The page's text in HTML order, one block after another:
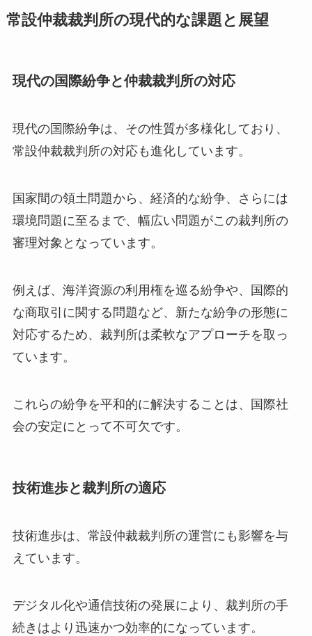
常設仲裁裁判所の現代的な課題と展望
現代の国際紛争と仲裁裁判所の対応
現代の国際紛争は、その性質が多様化しており、
常設仲裁裁判所の対応も進化しています。
国家間の領土問題から、経済的な紛争、さらには
環境問題に至るまで、幅広い問題がこの裁判所の
審理対象となっています。
例えば、海洋資源の利用権を巡る紛争や、国際的
な商取引に関する問題など、新たな紛争の形態に
対応するため、裁判所は柔軟なアプローチを取っ
ています。
これらの紛争を平和的に解決することは、国際社
会の安定にとって不可欠です。
技術進歩と裁判所の適応
技術進歩は、常設仲裁裁判所の運営にも影響を与
えています。
デジタル化や通信技術の発展により、裁判所の手
続きはより迅速かつ効率的になっています。